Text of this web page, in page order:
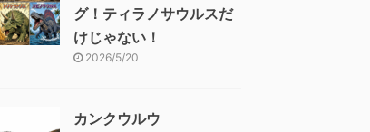
グ！ティラノサウルスだ
けじゃない！
2026/5/20
カンクウルウ